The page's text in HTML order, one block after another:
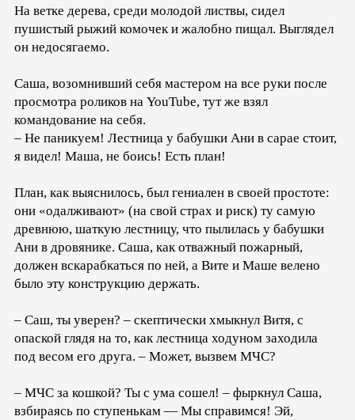
На ветке дерева, среди молодой листвы, сидел
пушистый рыжий комочек и жалобно пищал. Выглядел
он недосягаемо.
Саша, возомнивший себя мастером на все руки после
просмотра роликов на YouTube, тут же взял
командование на себя.
– Не паникуем! Лестница у бабушки Ани в сарае стоит,
я видел! Маша, не боись! Есть план!
План, как выяснилось, был гениален в своей простоте:
они «одалживают» (на свой страх и риск) ту самую
древнюю, шаткую лестницу, что пылилась у бабушки
Ани в дровянике. Саша, как отважный пожарный,
должен вскарабкаться по ней, а Вите и Маше велено
было эту конструкцию держать.
– Саш, ты уверен? – скептически хмыкнул Витя, с
опаской глядя на то, как лестница ходуном заходила
под весом его друга. – Может, вызвем МЧС?
– МЧС за кошкой? Ты с ума сошел! – фыркнул Саша,
взбираясь по ступенькам — Мы справимся! Эй,